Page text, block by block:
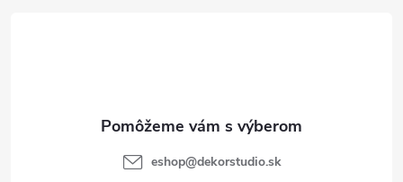
eshop@dekorstudio.sk